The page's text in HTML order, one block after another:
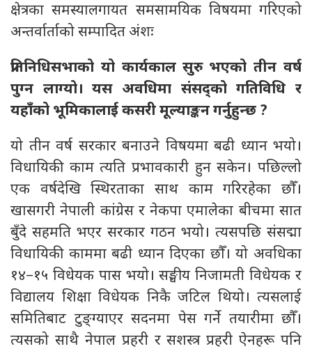
क्षेत्रका समस्यालगायत समसामयिक विषयमा गरिएको
अन्तर्वार्ताको सम्पादित अंशः
प्रतिनिधिसभाको यो कार्यकाल सुरु भएको तीन वर्ष
पुग्न लाग्यो। यस अवधिमा संसद्को गतिविधि र
यहाँको भूमिकालाई कसरी मूल्याङ्कन गर्नुहुन्छ ?
यो तीन वर्ष सरकार बनाउने विषयमा बढी ध्यान भयो।
विधायिकी काम त्यति प्रभावकारी हुन सकेन। पछिल्लो
एक वर्षदेखि स्थिरताका साथ काम गरिरहेका छौँ।
खासगरी नेपाली कांग्रेस र नेकपा एमालेका बीचमा सात
बुँदे सहमति भएर सरकार गठन भयो। त्यसपछि संसद्मा
विधायिकी काममा बढी ध्यान दिएका छौँ। यो अवधिका
१४–१५ विधेयक पास भयो। सङ्घीय निजामती विधेयक र
विद्यालय शिक्षा विधेयक निकै जटिल थियो। त्यसलाई
समितिबाट टुङ्ग्याएर सदनमा पेस गर्ने तयारीमा छौँ।
त्यसको साथै नेपाल प्रहरी र सशस्त्र प्रहरी ऐनहरू पनि